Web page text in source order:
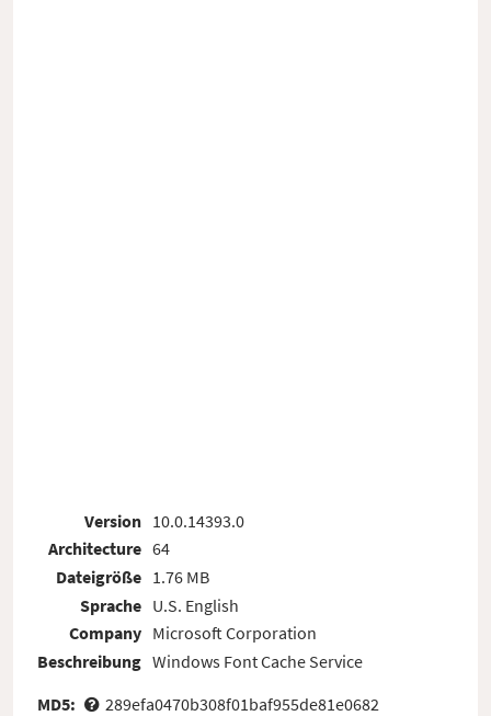
Version
Architecture
Dateigröße
Sprache
Company
Beschreibung
10.0.14393.0
64
1.76 MB
U.S. English
Microsoft Corporation
Windows Font Cache Service
MD5:
289efa0470b308f01baf955de81e0682